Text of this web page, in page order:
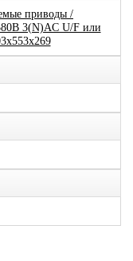
приводы /
3(N)AC U/F или